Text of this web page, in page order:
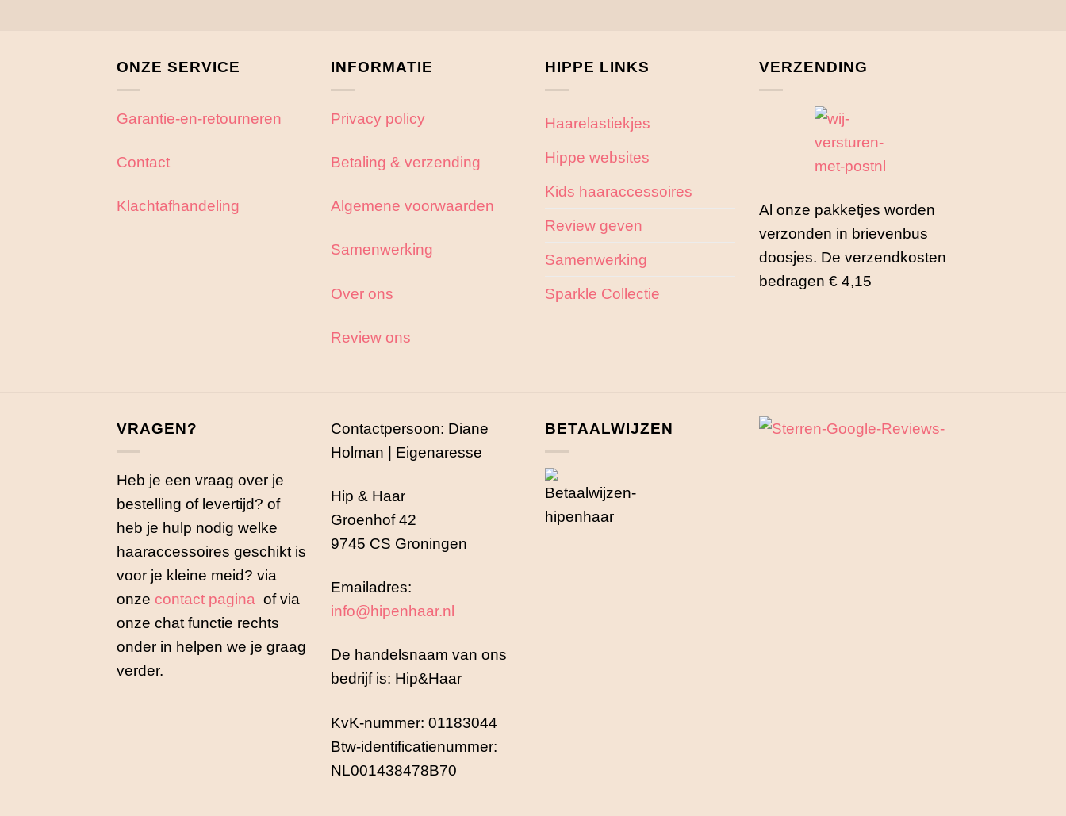
ONZE SERVICE
Garantie-en-retourneren
Contact
Klachtafhandeling
INFORMATIE
Privacy policy
Betaling & verzending
Algemene voorwaarden
Samenwerking
Over ons
Review ons
HIPPE LINKS
Haarelastiekjes
Hippe websites
Kids haaraccessoires
Review geven
Samenwerking
Sparkle Collectie
VERZENDING
Al onze pakketjes worden
verzonden in brievenbus
doosjes. De verzendkosten
bedragen € 4,15
VRAGEN?
Heb je een vraag over je
bestelling of levertijd? of
heb je hulp nodig welke
haaraccessoires geschikt is
voor je kleine meid? via
onze contact pagina of via
onze chat functie rechts
onder in helpen we je graag
verder.
Contactpersoon: Diane
Holman | Eigenaresse
Hip & Haar
Groenhof 42
9745 CS Groningen
Emailadres:
info@hipenhaar.nl
De handelsnaam van ons
bedrijf is: Hip&Haar
KvK-nummer: 01183044
Btw-identificatienummer:
NL001438478B70
BETAALWIJZEN